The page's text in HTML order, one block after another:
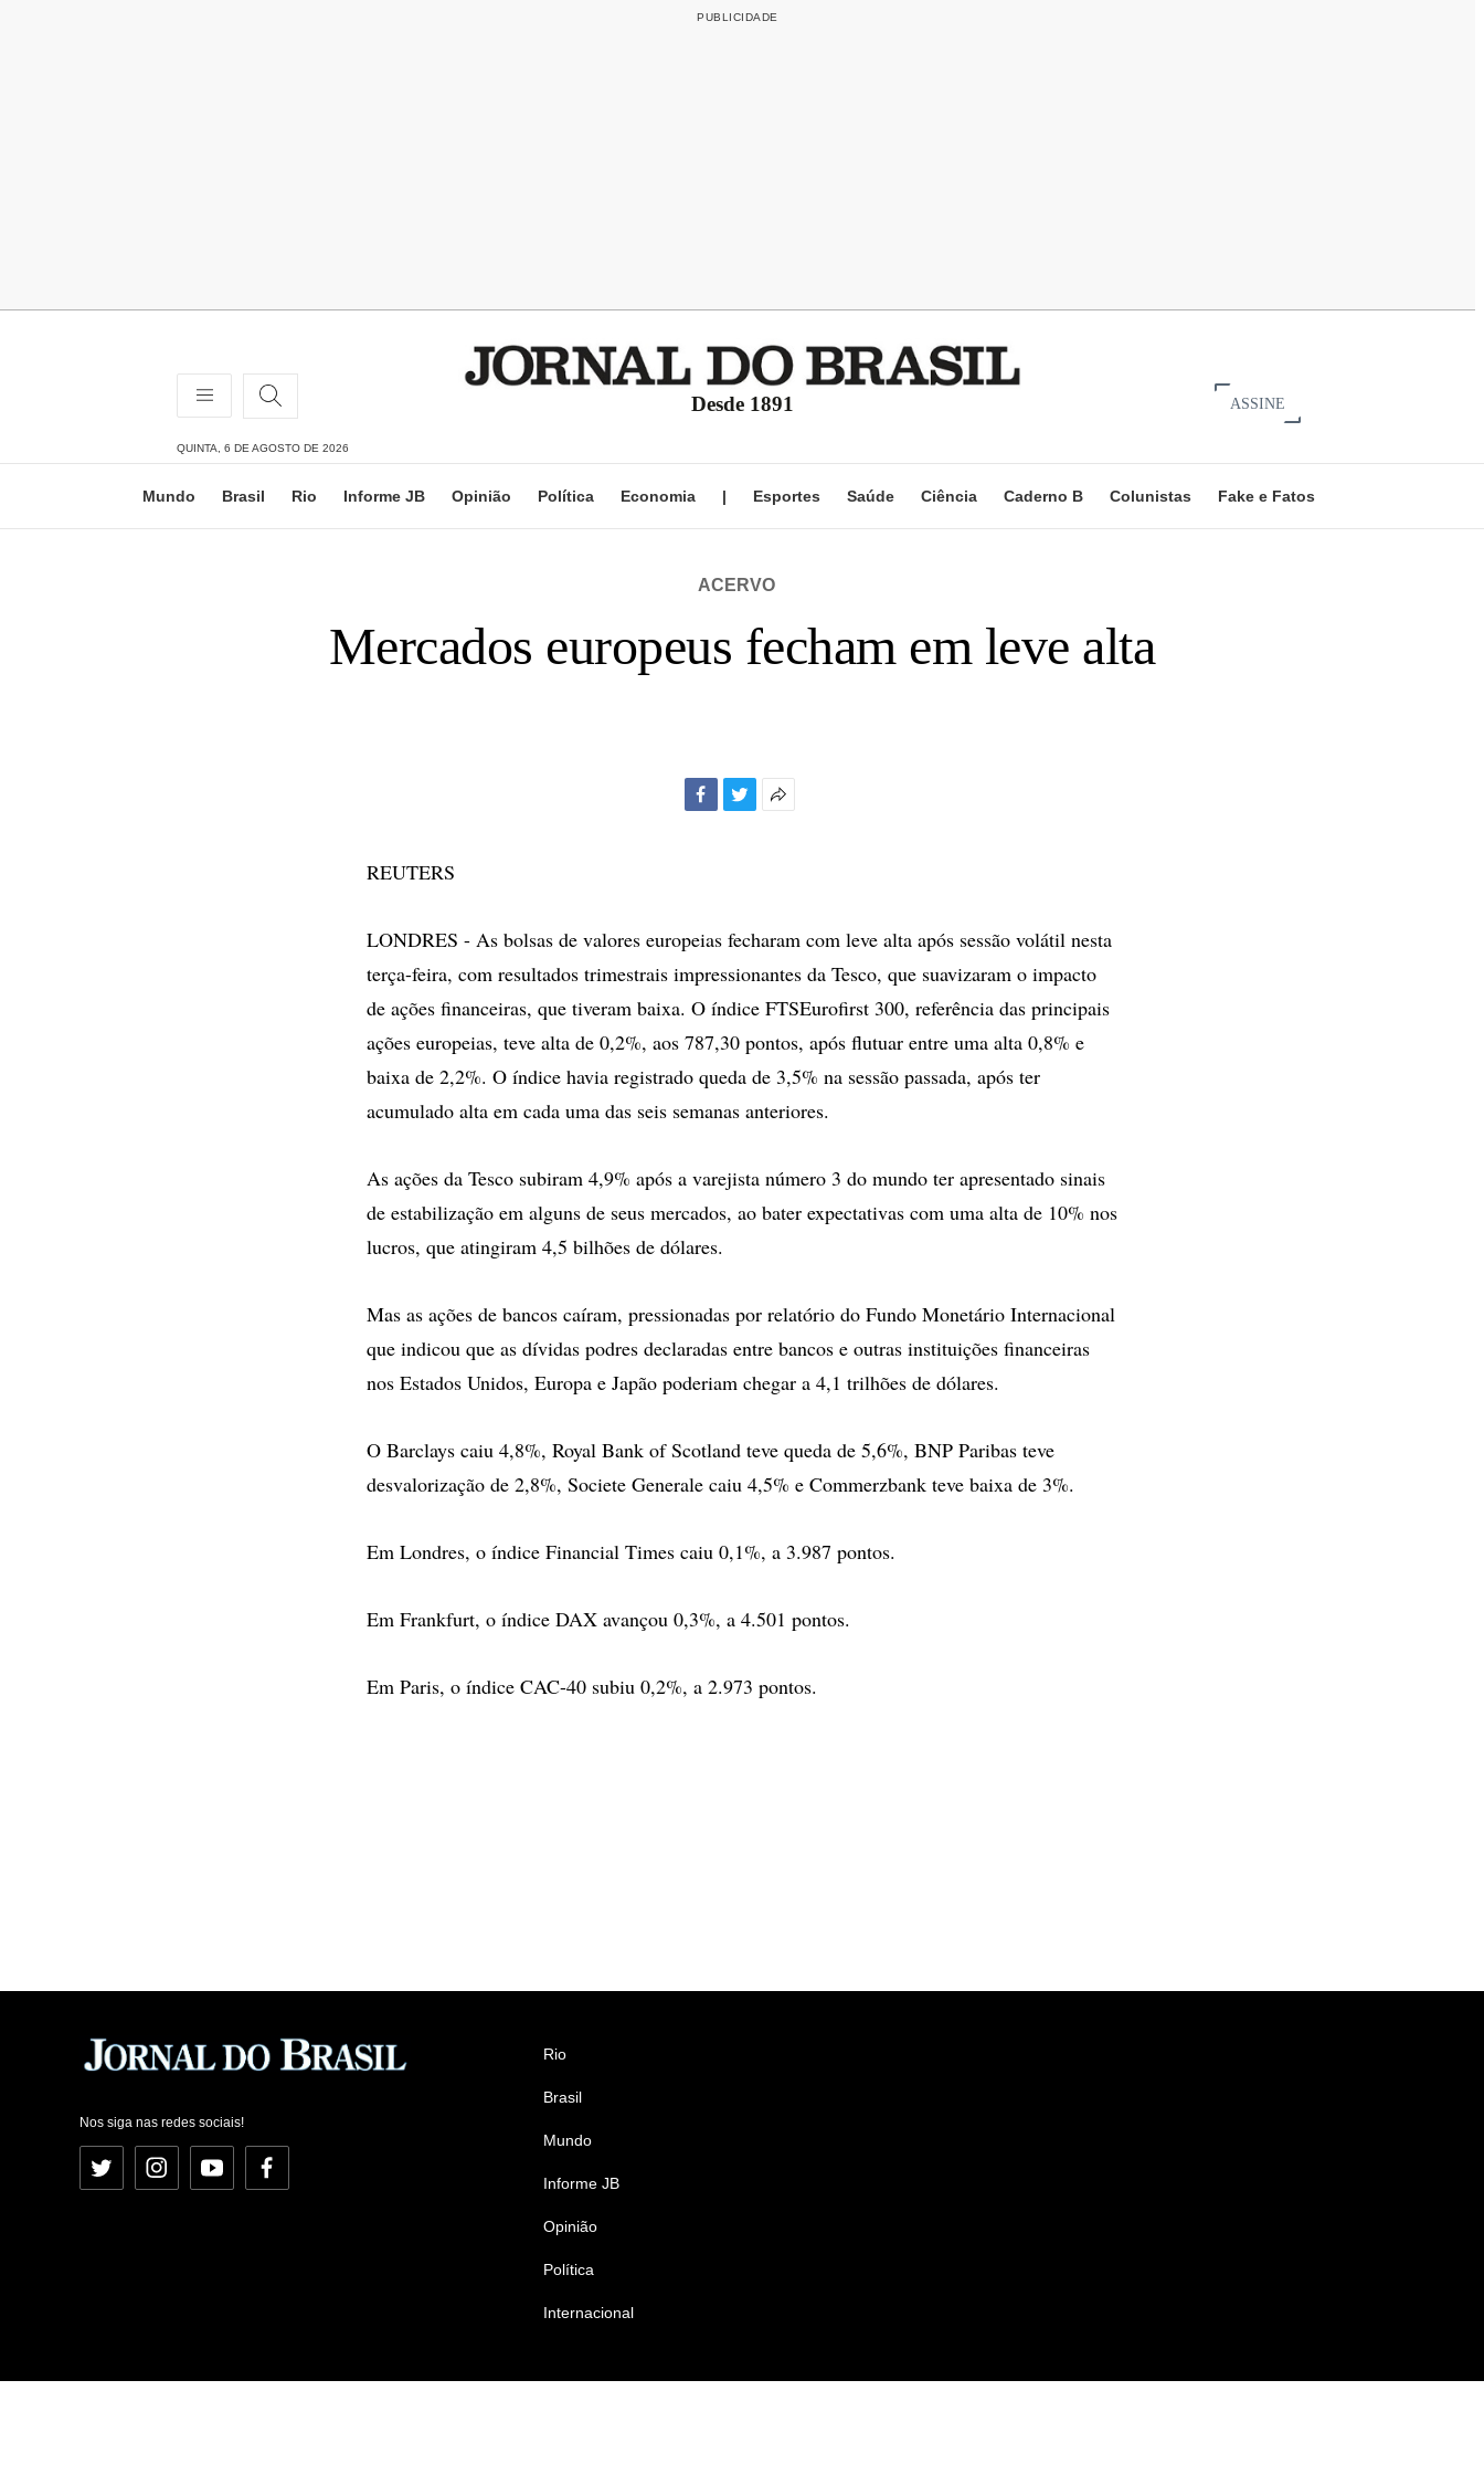
Desde 1891 ASSINE
QUINTA, 6 DE AGOSTO DE 2026
Mundo Brasil Rio Informe JB Opinião Política Economia | Esportes Saúde Ciência Caderno B Colunistas Fake e Fatos
ACERVO
Mercados europeus fecham em leve alta
REUTERS
LONDRES - As bolsas de valores europeias fecharam com leve alta após sessão volátil nesta
terça-feira, com resultados trimestrais impressionantes da Tesco, que suavizaram o impacto
de ações financeiras, que tiveram baixa. O índice FTSEurofirst 300, referência das principais
ações europeias, teve alta de 0,2%, aos 787,30 pontos, após flutuar entre uma alta 0,8% e
baixa de 2,2%. O índice havia registrado queda de 3,5% na sessão passada, após ter
acumulado alta em cada uma das seis semanas anteriores.
As ações da Tesco subiram 4,9% após a varejista número 3 do mundo ter apresentado sinais
de estabilização em alguns de seus mercados, ao bater expectativas com uma alta de 10% nos
lucros, que atingiram 4,5 bilhões de dólares.
Mas as ações de bancos caíram, pressionadas por relatório do Fundo Monetário Internacional
que indicou que as dívidas podres declaradas entre bancos e outras instituições financeiras
nos Estados Unidos, Europa e Japão poderiam chegar a 4,1 trilhões de dólares.
O Barclays caiu 4,8%, Royal Bank of Scotland teve queda de 5,6%, BNP Paribas teve
desvalorização de 2,8%, Societe Generale caiu 4,5% e Commerzbank teve baixa de 3%.
Em Londres, o índice Financial Times caiu 0,1%, a 3.987 pontos.
Em Frankfurt, o índice DAX avançou 0,3%, a 4.501 pontos.
Em Paris, o índice CAC-40 subiu 0,2%, a 2.973 pontos.
Nos siga nas redes sociais!
Twitter InstagramYouTubeFacebook
Rio
Brasil
Mundo
Informe JB
Opinião
Política
Internacional